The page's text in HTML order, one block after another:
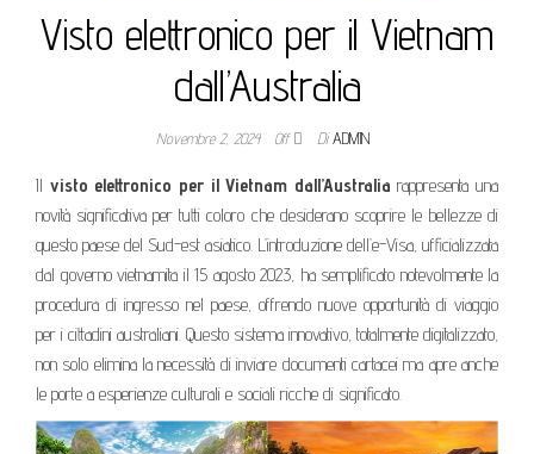
Visto elettronico per il Vietnam
dall’Australia
Novembre 2, 2024 Off Di ADMIN
Il visto elettronico per il Vietnam dall’Australia rappresenta una
novità significativa per tutti coloro che desiderano scoprire le bellezze di
questo paese del Sud-est asiatico. L’introduzione dell’e-Visa, ufficializzata
dal governo vietnamita il 15 agosto 2023, ha semplificato notevolmente la
procedura di ingresso nel paese, offrendo nuove opportunità di viaggio
per i cittadini australiani. Questo sistema innovativo, totalmente digitalizzato,
non solo elimina la necessità di inviare documenti cartacei ma apre anche
le porte a esperienze culturali e sociali ricche di significato.